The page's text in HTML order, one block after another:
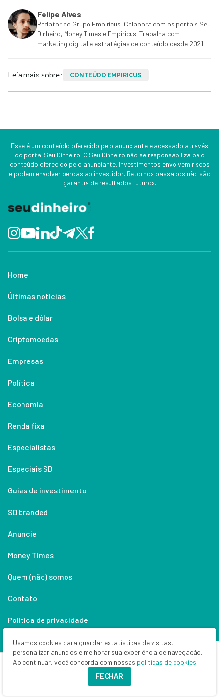
Felipe Alves
Redator do Grupo Empiricus. Colabora com os portais Seu
Dinheiro, Money Times e Empiricus. Trabalha com
marketing digital e estratégias de conteúdo desde 2021.
Leia mais sobre: CONTEÚDO EMPIRICUS
Esse é um conteúdo oferecido pelo anunciante e acessado através
do portal Seu Dinheiro. O Seu Dinheiro não se responsabiliza pelo
conteúdo oferecido pelo anunciante. Investimentos envolvem riscos
e podem envolver perdas ao investidor. Retornos passados não são
garantia de resultados futuros.
Home
Últimas notícias
Bolsa e dólar
Criptomoedas
Empresas
Política
Economia
Renda fixa
Especialistas
Especiais SD
Guias de investimento
SD branded
Anuncie
Money Times
Quem (não) somos
Contato
Política de privacidade
Lifestyle
Copyright © 2026 Seu Dinheiro. Todos os direitos reservados.
CNPJ: 33.523.405/0001-63
Usamos cookies para guardar estatísticas de visitas,
personalizar anúncios e melhorar sua experiência de navegação.
Ao continuar, você concorda com nossas políticas de cookies
FECHAR